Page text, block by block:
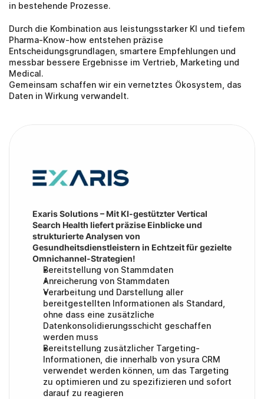
in bestehende Prozesse.
Durch die Kombination aus leistungsstarker KI und tiefem
Pharma-Know-how entstehen präzise
Entscheidungsgrundlagen, smartere Empfehlungen und
messbar bessere Ergebnisse im Vertrieb, Marketing und
Medical.
Gemeinsam schaffen wir ein vernetztes Ökosystem, das
Daten in Wirkung verwandelt.
Exaris Solutions – Mit KI-gestützter Vertical
Search Health liefert präzise Einblicke und
strukturierte Analysen von
Gesundheitsdienstleistern in Echtzeit für gezielte
Omnichannel-Strategien!
Bereitstellung von Stammdaten
Anreicherung von Stammdaten
Verarbeitung und Darstellung aller
bereitgestellten Informationen als Standard,
ohne dass eine zusätzliche
Datenkonsolidierungsschicht geschaffen
werden muss
Bereitstellung zusätzlicher Targeting-
Informationen, die innerhalb von ysura CRM
verwendet werden können, um das Targeting
zu optimieren und zu spezifizieren und sofort
darauf zu reagieren